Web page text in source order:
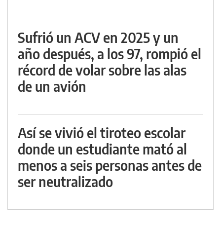
Sufrió un ACV en 2025 y un
año después, a los 97, rompió el
récord de volar sobre las alas
de un avión
Así se vivió el tiroteo escolar
donde un estudiante mató al
menos a seis personas antes de
ser neutralizado